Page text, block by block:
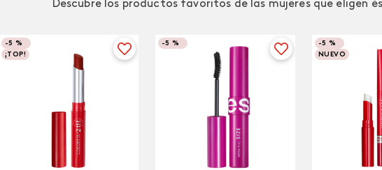
Descubre los productos favoritos de las mujeres que eligen
-5 %
¡TOP!
-5 % -5 %
NUEVO